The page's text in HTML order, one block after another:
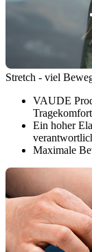
Stretch - viel
VAUDE
Tragekomfort
Ein hoher
Maximale